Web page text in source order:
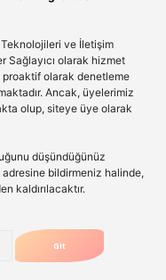
ve İletişim
Sağlayıcı olarak hizmet
olarak denetleme
Ancak, üyelerimiz
olup, siteye üye olarak
düşündüğünüz
adresine bildirmeniz halinde,
kaldırılacaktır.